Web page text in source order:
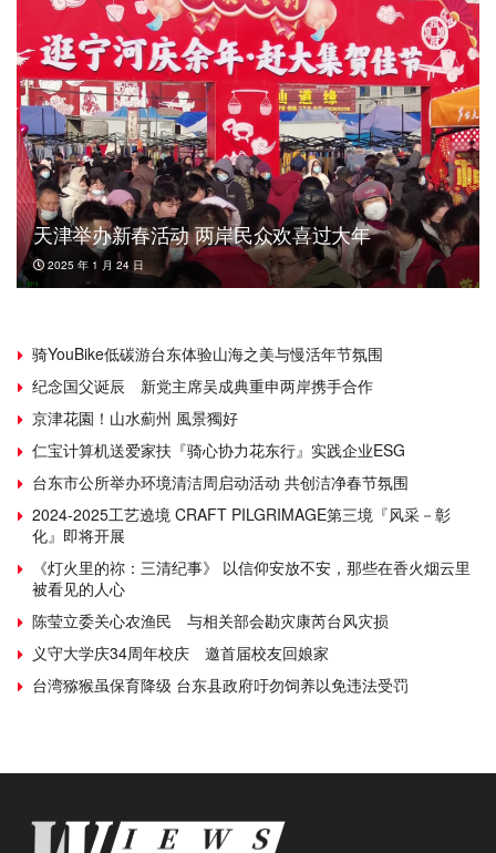
天津举办新春活动 两岸民众欢喜过大年
2025 年 1 月 24 日
骑YouBike低碳游台东体验山海之美与慢活年节氛围
纪念国父诞辰 新党主席吴成典重申两岸携手合作
京津花園！山水薊州 風景獨好
仁宝计算机送爱家扶『骑心协力花东行』实践企业ESG
台东市公所举办环境清洁周启动活动 共创洁净春节氛围
2024-2025工艺遶境 CRAFT PILGRIMAGE第三境『风采－彰
化』即将开展
《灯火里的祢：三清纪事》 以信仰安放不安，那些在香火烟云里
被看见的人心
陈莹立委关心农渔民 与相关部会勘灾康芮台风灾损
义守大学庆34周年校庆 邀首届校友回娘家
台湾猕猴虽保育降级 台东县政府吁勿饲养以免违法受罚